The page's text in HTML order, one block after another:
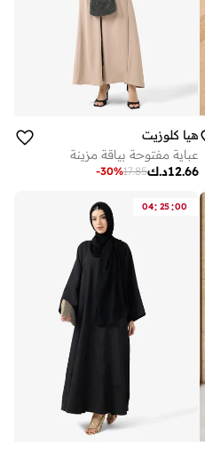
هيا كلوزيت
عباية مفتوحة بياقة مزينة
د.ك12.66
17.85
-30%
04: 25:00